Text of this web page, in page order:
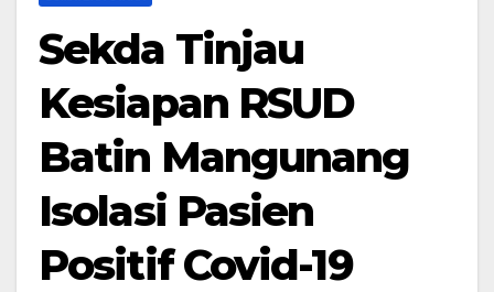
Sekda Tinjau
Kesiapan RSUD
Batin Mangunang
Isolasi Pasien
Positif Covid-19